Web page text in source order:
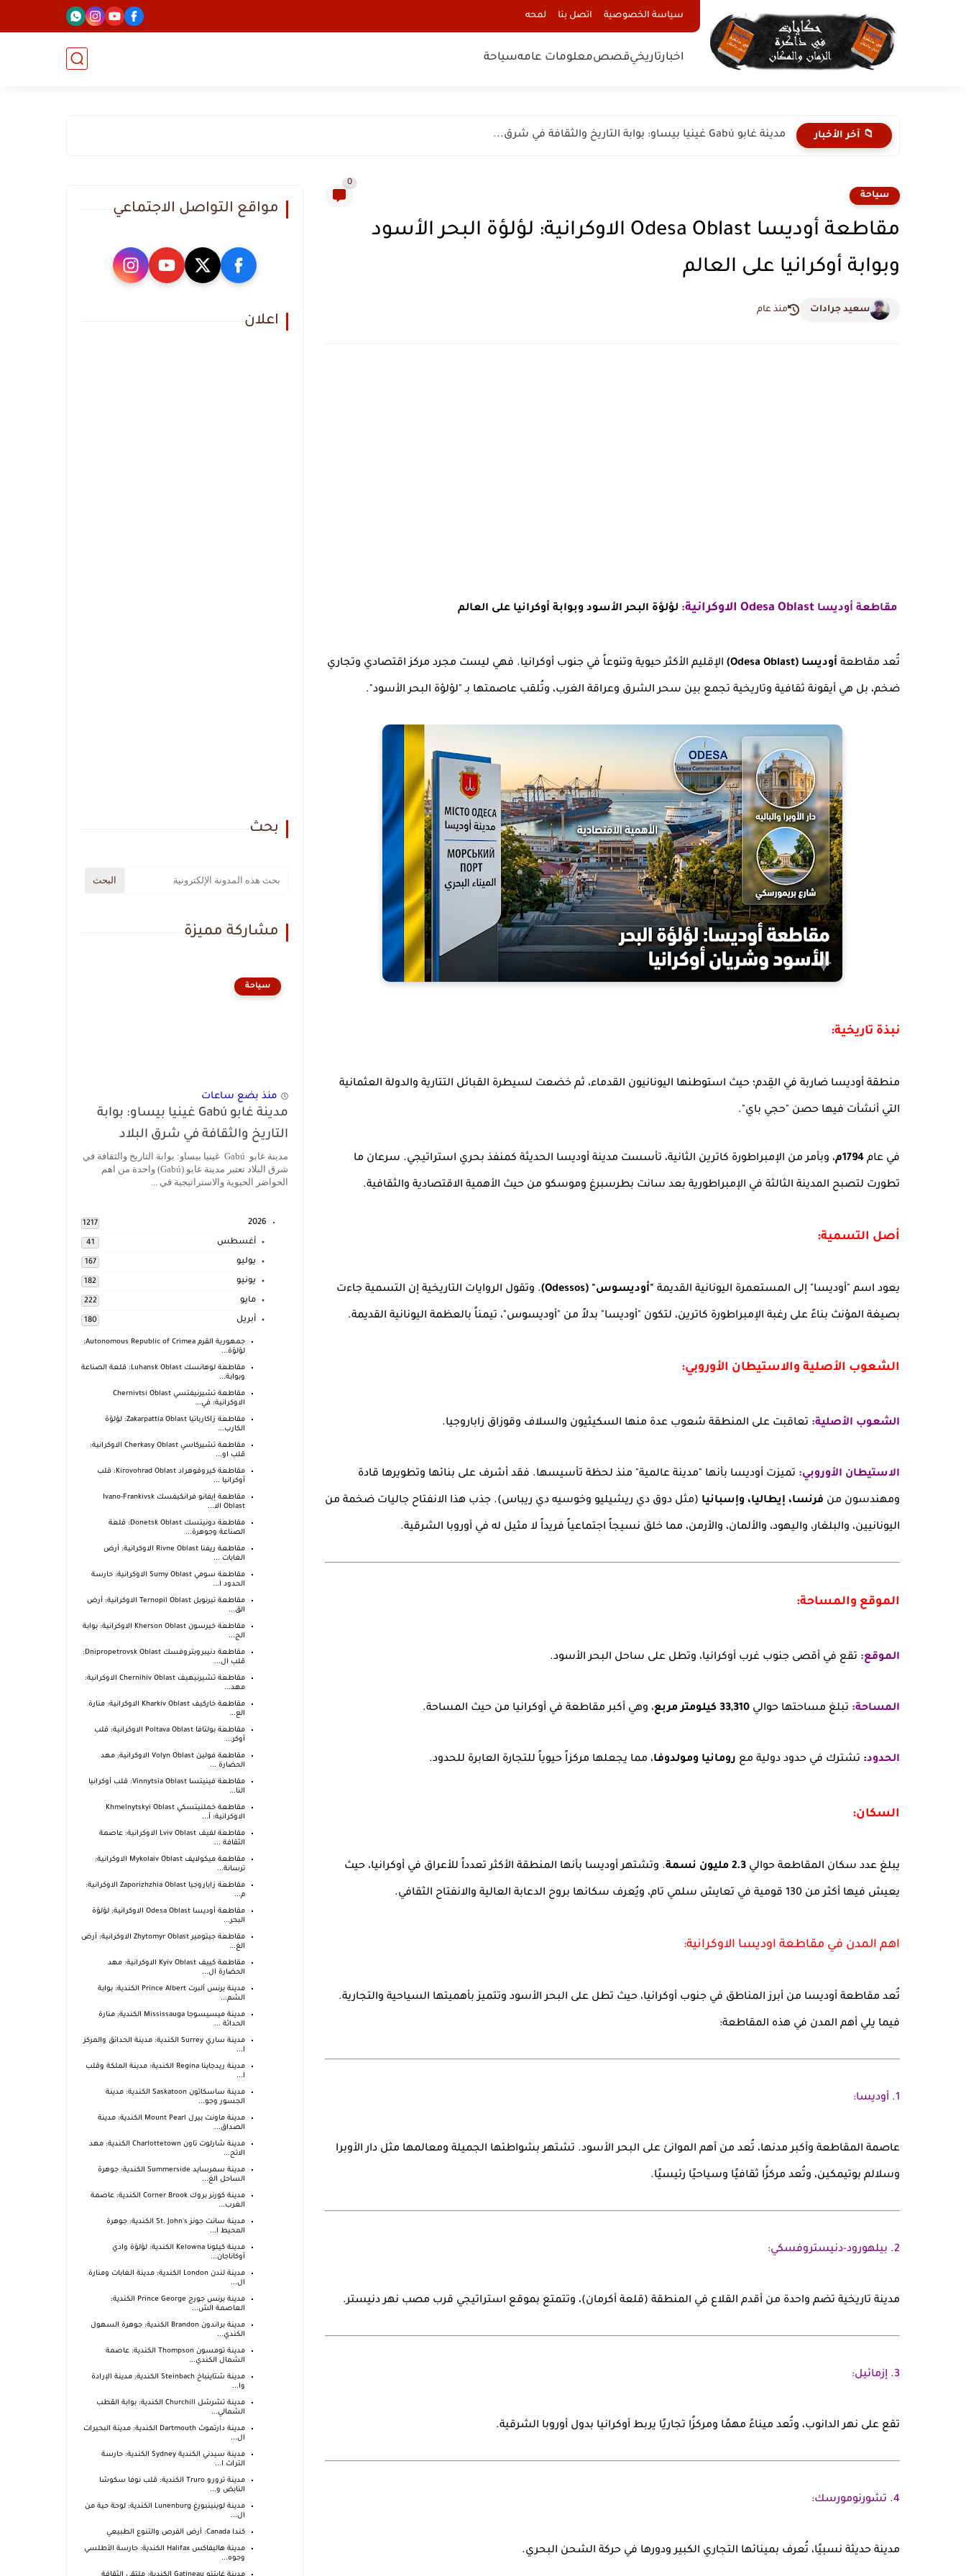
سياسة الخصوصية اتصل بنا لمحه
اخبارتاريخيقصصمعلومات عامهسياحة
📁 آخر الأخبار مدينة غابو Gabú غينيا بيساو: بوابة التاريخ والثقافة في شرق...
سياحة
0
مقاطعة أوديسا Odesa Oblast الاوكرانية: لؤلؤة البحر الأسود
وبوابة أوكرانيا على العالم
سعيد جرادات منذ عام
مقاطعة أوديسا Odesa Oblast الاوكرانية : لؤلؤة البحر الأسود وبوابة أوكرانيا على العالم
تُعد مقاطعة أوديسا (Odesa Oblast) الإقليم الأكثر حيوية وتنوعاً في جنوب أوكرانيا. فهي ليست مجرد مركز اقتصادي وتجاري
ضخم، بل هي أيقونة ثقافية وتاريخية تجمع بين سحر الشرق وعراقة الغرب، وتُلقب عاصمتها بـ "لؤلؤة البحر الأسود".
نبذة تاريخية:
منطقة أوديسا ضاربة في القِدم؛ حيث استوطنها اليونانيون القدماء، ثم خضعت لسيطرة القبائل التتارية والدولة العثمانية
التي أنشأت فيها حصن "حجي باي".
في عام 1794م ، وبأمر من الإمبراطورة كاترين الثانية، تأسست مدينة أوديسا الحديثة كمنفذ بحري استراتيجي. سرعان ما
تطورت لتصبح المدينة الثالثة في الإمبراطورية بعد سانت بطرسبرغ وموسكو من حيث الأهمية الاقتصادية والثقافية.
أصل التسمية:
يعود اسم "أوديسا" إلى المستعمرة اليونانية القديمة "أوديسوس" (Odessos) . وتقول الروايات التاريخية إن التسمية جاءت
بصيغة المؤنث بناءً على رغبة الإمبراطورة كاترين، لتكون "أوديسا" بدلاً من "أوديسوس"، تيمناً بالعظمة اليونانية القديمة.
الشعوب الأصلية والاستيطان الأوروبي:
الشعوب الأصلية: تعاقبت على المنطقة شعوب عدة منها السكيثيون والسلاف وقوزاق زاباروجيا.
الاستيطان الأوروبي: تميزت أوديسا بأنها "مدينة عالمية" منذ لحظة تأسيسها. فقد أشرف على بنائها وتطويرها قادة
ومهندسون من فرنسا، إيطاليا، وإسبانيا (مثل دوق دي ريشيليو وخوسيه دي ريباس). جذب هذا الانفتاح جاليات ضخمة من
اليونانيين، والبلغار، واليهود، والألمان، والأرمن، مما خلق نسيجاً اجتماعياً فريداً لا مثيل له في أوروبا الشرقية.
الموقع والمساحة:
الموقع: تقع في أقصى جنوب غرب أوكرانيا، وتطل على ساحل البحر الأسود.
المساحة: تبلغ مساحتها حوالي 33,310 كيلومتر مربع ، وهي أكبر مقاطعة في أوكرانيا من حيث المساحة.
الحدود: تشترك في حدود دولية مع رومانيا ومولدوفا، مما يجعلها مركزاً حيوياً للتجارة العابرة للحدود.
السكان:
يبلغ عدد سكان المقاطعة حوالي 2.3 مليون نسمة . وتشتهر أوديسا بأنها المنطقة الأكثر تعدداً للأعراق في أوكرانيا، حيث
يعيش فيها أكثر من 130 قومية في تعايش سلمي تام، ويُعرف سكانها بروح الدعابة العالية والانفتاح الثقافي.
اهم المدن في مقاطعة اوديسا الاوكرانية:
تُعد مقاطعة أوديسا من أبرز المناطق في جنوب أوكرانيا، حيث تطل على البحر الأسود وتتميز بأهميتها السياحية والتجارية.
فيما يلي أهم المدن في هذه المقاطعة:
1. أوديسا:
عاصمة المقاطعة وأكبر مدنها، تُعد من أهم الموانئ على البحر الأسود. تشتهر بشواطئها الجميلة ومعالمها مثل دار الأوبرا
وسلالم بوتيمكين، وتُعد مركزًا ثقافيًا وسياحيًا رئيسيًا.
2. بيلهورود-دنيستروفسكي:
مدينة تاريخية تضم واحدة من أقدم القلاع في المنطقة (قلعة أكرمان)، وتتمتع بموقع استراتيجي قرب مصب نهر دنيستر.
3. إزمائيل:
تقع على نهر الدانوب، وتُعد ميناءً مهمًا ومركزًا تجاريًا يربط أوكرانيا بدول أوروبا الشرقية.
4. تشورنومورسك:
مدينة حديثة نسبيًا، تُعرف بمينائها التجاري الكبير ودورها في حركة الشحن البحري.
مواقع التواصل الاجتماعي
اعلان
بحث
مشاركة مميزة
سياحة
منذ بضع ساعات
مدينة غابو Gabú غينيا بيساو: بوابة
التاريخ والثقافة في شرق البلاد
مدينة غابو Gabú غينيا بيساو: بوابة التاريخ والثقافة في
شرق البلاد تعتبر مدينة غابو (Gabú) واحدة من اهم
الحواضر الحيوية والاستراتيجية في ...
2026
1217
أغسطس 41
يوليو 167
يونيو 182
مايو 222
أبريل 180
جمهورية القرم Autonomous Republic of Crimea:
لؤلؤة...
مقاطعة لوهانسك Luhansk Oblast: قلعة الصناعة
وبوابة...
مقاطعة تشيرنيفتسي Chernivtsi Oblast
الاوكرانية: في...
مقاطعة زاكارباتيا Zakarpattia Oblast: لؤلؤة
الكارب...
مقاطعة تشيركاسي Cherkasy Oblast الاوكرانية:
قلب او...
مقاطعة كيروفوهراد Kirovohrad Oblast: قلب
أوكرانيا ...
مقاطعة إيفانو فرانكيفسك Ivano-Frankivsk
Oblast الا...
مقاطعة دونيتسك Donetsk Oblast: قلعة
الصناعة وجوهرة...
مقاطعة ريفنا Rivne Oblast الاوكرانية: أرض
الغابات ...
مقاطعة سومي Sumy Oblast الاوكرانية: حارسة
الحدود ا...
مقاطعة تيرنوبل Ternopil Oblast الاوكرانية: أرض
الق...
مقاطعة خيرسون Kherson Oblast الاوكرانية: بوابة
الج...
مقاطعة دنيبروبتروفسك Dnipropetrovsk Oblast:
قلب ال...
مقاطعة تشيرنيهيف Chernihiv Oblast الاوكرانية:
مهد...
مقاطعة خاركيف Kharkiv Oblast الاوكرانية: منارة
الع...
مقاطعة بولتافا Poltava Oblast الاوكرانية: قلب
أوكر...
مقاطعة فولين Volyn Oblast الاوكرانية: مهد
الحضارة ...
مقاطعة فينيتسا Vinnytsia Oblast: قلب أوكرانيا
النا...
مقاطعة خملنيتسكي Khmelnytskyi Oblast
الاوكرانية: أ...
مقاطعة لفيف Lviv Oblast الاوكرانية: عاصمة
الثقافة ...
مقاطعة ميكولايف Mykolaiv Oblast الاوكرانية:
ترسانة...
مقاطعة زاباروجيا Zaporizhzhia Oblast الاوكرانية:
م...
مقاطعة أوديسا Odesa Oblast الاوكرانية: لؤلؤة
البحر...
مقاطعة جيتومير Zhytomyr Oblast الاوكرانية: أرض
الغ...
مقاطعة كييف Kyiv Oblast الاوكرانية: مهد
الحضارة ال...
مدينة برنس ألبرت Prince Albert الكندية: بوابة
الشم...
مدينة ميسيسوجا Mississauga الكندية: منارة
الحداثة ...
مدينة ساري Surrey الكندية: مدينة الحدائق والمركز
ا...
مدينة ريدجاينا Regina الكندية: مدينة الملكة وقلب
ا...
مدينة ساسكاتون Saskatoon الكندية: مدينة
الجسور وجو...
مدينة ماونت بيرل Mount Pearl الكندية: مدينة
الصداق...
مدينة شارلوت تاون Charlottetown الكندية: مهد
الاتح...
مدينة سمرسايد Summerside الكندية: جوهرة
الساحل الغ...
مدينة كورنر بروك Corner Brook الكندية: عاصمة
الغرب...
مدينة سانت جونز St. John's الكندية: جوهرة
المحيط ا...
مدينة كيلونا Kelowna الكندية: لؤلؤة وادي
أوكاناجان...
مدينة لندن London الكندية: مدينة الغابات ومنارة
ال...
مدينة برنس جورج Prince George الكندية:
العاصمة الش...
مدينة براندون Brandon الكندية: جوهرة السهول
الكندي...
مدينة تومسون Thompson الكندية: عاصمة
الشمال الكندي...
مدينة شتاينباخ Steinbach الكندية: مدينة الإرادة
وا...
مدينة تشرشل Churchill الكندية: بوابة القطب
الشمالي...
مدينة دارتموث Dartmouth الكندية: مدينة البحيرات
ال...
مدينة سيدني الكندية Sydney الكندية: حارسة
التراث ا...
مدينة ترورو Truro الكندية: قلب نوفا سكوشا
النابض و...
مدينة لوينينبورغ Lunenburg الكندية: لوحة حية من
ال...
كندا Canada: أرض الفرص والتنوع الطبيعي
مدينة هاليفاكس Halifax الكندية: حارسة الأطلسي
وجوه...